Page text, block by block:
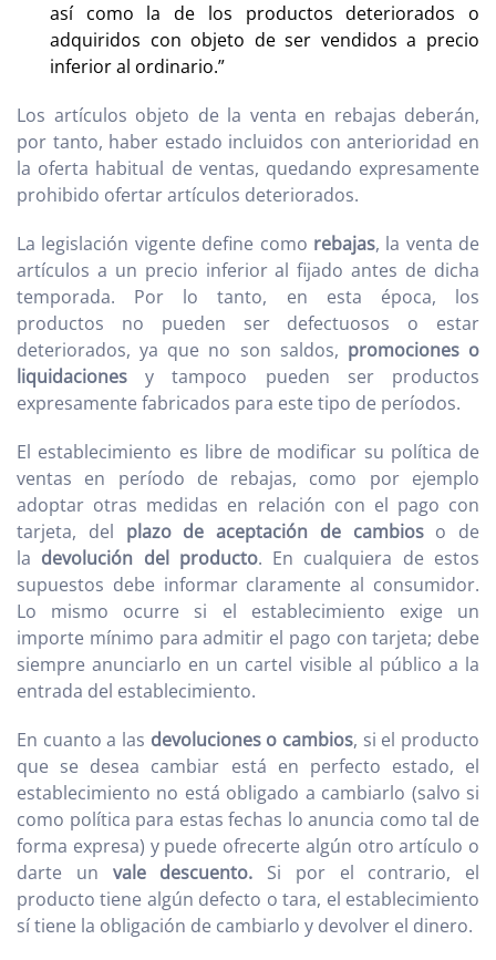
así como la de los productos deteriorados o
adquiridos con objeto de ser vendidos a precio
inferior al ordinario.”
Los artículos objeto de la venta en rebajas deberán,
por tanto, haber estado incluidos con anterioridad en
la oferta habitual de ventas, quedando expresamente
prohibido ofertar artículos deteriorados.
La legislación vigente define como rebajas, la venta de
artículos a un precio inferior al fijado antes de dicha
temporada. Por lo tanto, en esta época, los
productos no pueden ser defectuosos o estar
deteriorados, ya que no son saldos, promociones o
liquidaciones y tampoco pueden ser productos
expresamente fabricados para este tipo de períodos.
El establecimiento es libre de modificar su política de
ventas en período de rebajas, como por ejemplo
adoptar otras medidas en relación con el pago con
tarjeta, del plazo de aceptación de cambioso de
la devolución del producto. En cualquiera de estos
supuestos debe informar claramente al consumidor.
Lo mismo ocurre si el establecimiento exige un
importe mínimo para admitir el pago con tarjeta; debe
siempre anunciarlo en un cartel visible al público a la
entrada del establecimiento.
En cuanto a las devoluciones o cambios, si el producto
que se desea cambiar está en perfecto estado, el
establecimiento no está obligado a cambiarlo (salvo si
como política para estas fechas lo anuncia como tal de
forma expresa) y puede ofrecerte algún otro artículo o
darte un vale descuento. Si por el contrario, el
producto tiene algún defecto o tara, el establecimiento
sí tiene la obligación de cambiarlo y devolver el dinero.